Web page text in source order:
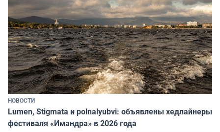
НОВОСТИ
Lumen, Stigmata и polnalyubvi: объявлены хедлайнеры
фестиваля «Имандра» в 2026 года